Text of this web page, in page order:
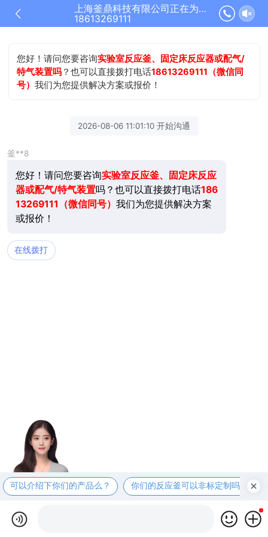
上海釜鼎科技有限公司正在为您服务
18613269111
您好！请问您要咨询实验室反应釜、固定床反应器或配气/
特气装置吗 ？也可以直接拨打电话18613269111（微信同
号）我们为您提供解决方案或报价！
2026-08-06 11:01:10 开始沟通
釜**8
您好！请问您要咨询实验室反应釜、固定床反应
器或配气/特气装置吗？也可以直接拨打电话186
13269111（微信同号） 我们为您提供解决方案
或报价！
在线拨打
可以介绍下你们的产品么？ 你们的反应釜可以非标定制吗？